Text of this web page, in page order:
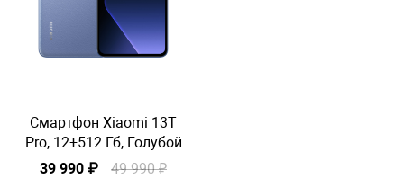
Смартфон Xiaomi 13T
Pro, 12+512 Гб, Голубой
39 990 ₽
49 990 ₽